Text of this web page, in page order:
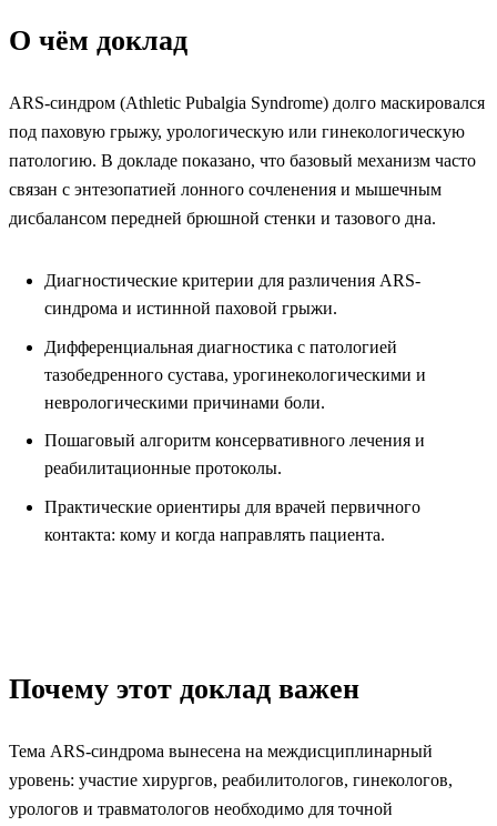
О чём доклад
ARS-синдром (Athletic Pubalgia Syndrome) долго маскировался
под паховую грыжу, урологическую или гинекологическую
патологию. В докладе показано, что базовый механизм часто
связан с энтезопатией лонного сочленения и мышечным
дисбалансом передней брюшной стенки и тазового дна.
Диагностические критерии для различения ARS-
синдрома и истинной паховой грыжи.
Дифференциальная диагностика с патологией
тазобедренного сустава, урогинекологическими и
неврологическими причинами боли.
Пошаговый алгоритм консервативного лечения и
реабилитационные протоколы.
Практические ориентиры для врачей первичного
контакта: кому и когда направлять пациента.
Почему этот доклад важен
Тема ARS-синдрома вынесена на междисциплинарный
уровень: участие хирургов, реабилитологов, гинекологов,
урологов и травматологов необходимо для точной